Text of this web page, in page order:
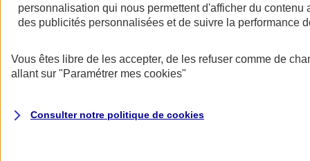
AXA Assurance
personnalisation qui nous permettent d'afficher du contenu
des publicités personnalisées et de suivre la performance
Vous êtes libre de les accepter, de les refuser comme de
allant sur "Paramétrer mes cookies"
Consulter notre politique de cookies